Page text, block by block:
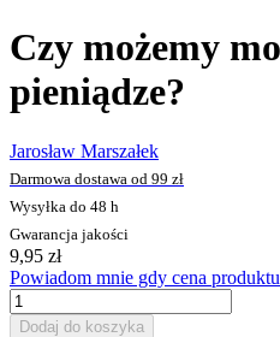
Czy możemy
pieniądze?
Jarosław Marszałek
Darmowa dostawa od 99 zł
Wysyłka do 48 h
Gwarancja jakości
9,95 zł
Powiadom mnie gdy cena
Dodaj do koszyka